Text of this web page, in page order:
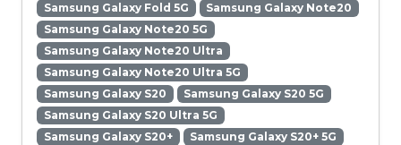
Samsung Galaxy Fold 5G
Samsung Galaxy Note20
Samsung Galaxy Note20 5G
Samsung Galaxy Note20 Ultra
Samsung Galaxy Note20 Ultra 5G
Samsung Galaxy S20
Samsung Galaxy S20 5G
Samsung Galaxy S20 Ultra 5G
Samsung Galaxy S20+
Samsung Galaxy S20+ 5G